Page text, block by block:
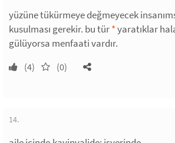
yüzüne tükürmeye değmeyecek
kusulması gerekir. bu tür*yaratıklar
gülüyorsa menfaati vardır.
(4) (0)
14.